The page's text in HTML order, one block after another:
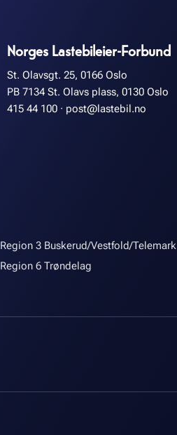
Norges Lastebileier-Forbund
St. Olavsgt. 25, 0166 Oslo
PB 7134 St. Olavs plass, 0130 Oslo
415 44 100 · post@lastebil.no
Region 3 Buskerud/Vestfold/Telemark
Region 6 Trøndelag